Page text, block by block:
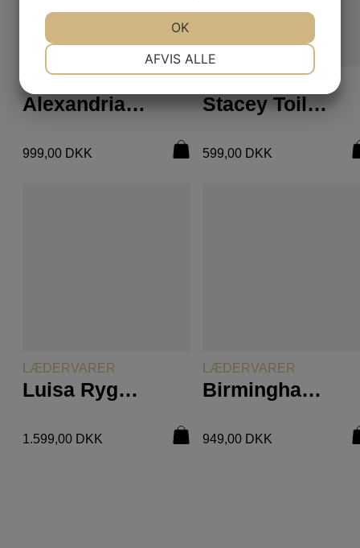
Alexandria Skuldertaske
999,00 DKK
Stacey Toilettaske
599,00 DKK
LÆS MERE
LÆDERVARER
Luisa Rygsæk Shopper
1.599,00 DKK
LÆS MERE
LÆDERVARER
Birmingham Skuldertaske
949,00 DKK
MARKETING STATISTIK
AFVIS ALLE
OK